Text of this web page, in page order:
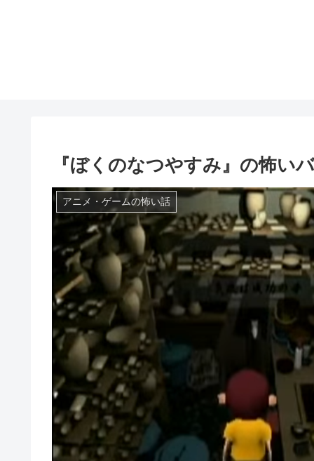
『ぼくのなつやすみ』の怖い
アニメ・ゲームの怖い話